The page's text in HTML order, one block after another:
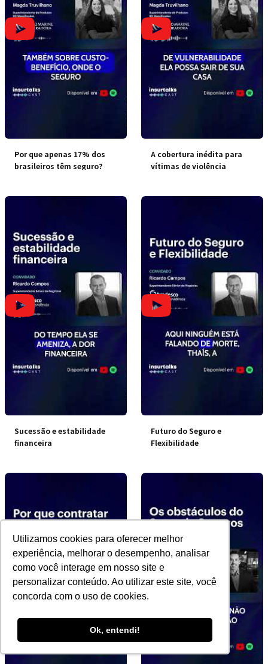
Utilizamos cookies para oferecer melhor
experiência, melhorar o desempenho, analisar
como você interage em nosso site e
personalizar conteúdo. Ao utilizar este site, você
concorda com o uso de cookies.
Ok, entendi!
Por que apenas 17% dos
brasileiros têm seguro?
A cobertura inédita para
vítimas de violência
Sucessão e estabilidade
financeira
Futuro do Seguro e
Flexibilidade